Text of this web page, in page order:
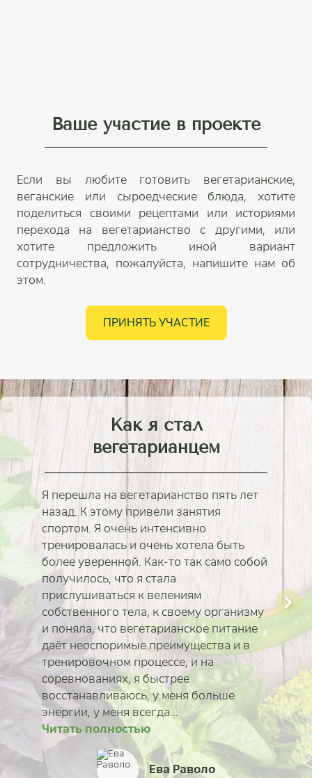
Ваше участие в проекте
Если вы любите готовить вегетарианские,
веганские или сыроедческие блюда, хотите
поделиться своими рецептами или историями
перехода на вегетарианство с другими, или
хотите предложить иной вариант
сотрудничества, пожалуйста, напишите нам об
этом.
ПРИНЯТЬ УЧАСТИЕ
Как я стал
вегетарианцем
Я перешла на вегетарианство пять лет
назад. К этому привели занятия
спортом. Я очень интенсивно
тренировалась и очень хотела быть
более уверенной. Как-то так само собой
получилось, что я стала
прислушиваться к велениям
собственного тела, к своему организму
и поняла, что вегетарианское питание
даёт неоспоримые преимущества и в
тренировочном процессе, и на
соревнованиях, я быстрее
восстанавливаюсь, у меня больше
энергии, у меня всегда...
Читать полностью
Ева Раволо
Читать полностью
Екатерина Короткая
Читать полностью
Алексей и Елена
Читать полностью
Юлия Скрынникова
Читать полностью
Сморгунова Ксения
Читать полностью
Алина Тимонина
Читать полностью
Александр Зенков
Читать полностью
Татьяна Фунтякова